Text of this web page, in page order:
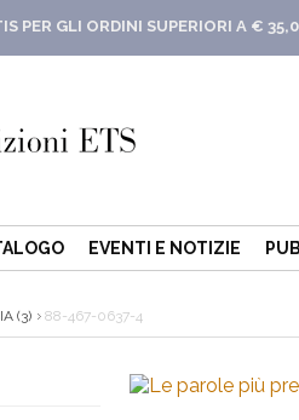
PER GLI ORDINI SUPERIORI A €
EVENTI E NOTIZIE
(3) 88-467-0637-4